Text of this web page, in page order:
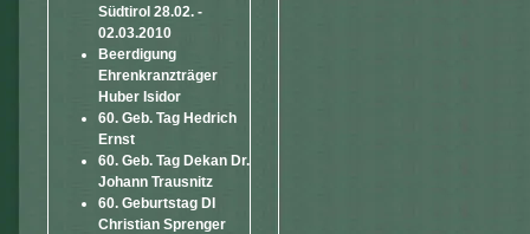
Südtirol 28.02. -
02.03.2010
Beerdigung
Ehrenkranzträger
Huber Isidor
60. Geb. Tag Hedrich
Ernst
60. Geb. Tag Dekan Dr.
Johann Trausnitz
60. Geburtstag DI
Christian Sprenger